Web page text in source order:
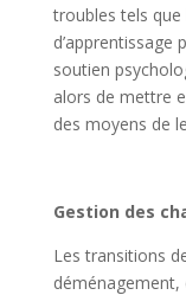
troubles tels
d’apprentissage
soutien
alors de mettre
des moyens de
Gestion des
Les transitions de
déménagement,